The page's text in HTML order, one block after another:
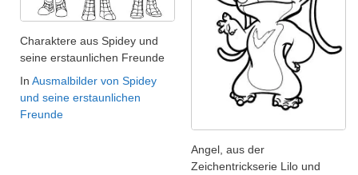
Charaktere aus Spidey und
seine erstaunlichen Freunde
In Ausmalbilder von Spidey
und seine erstaunlichen
Freunde
Angel, aus der
Zeichentrickserie Lilo und